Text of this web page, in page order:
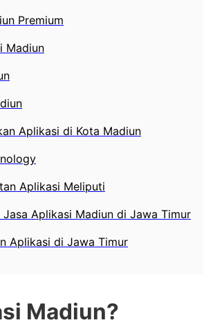
Premium
Madiun
Aplikasi di Kota Madiun
Aplikasi Meliputi
Jasa Aplikasi Madiun di Jawa Timur
Aplikasi di Jawa Timur
Madiun?